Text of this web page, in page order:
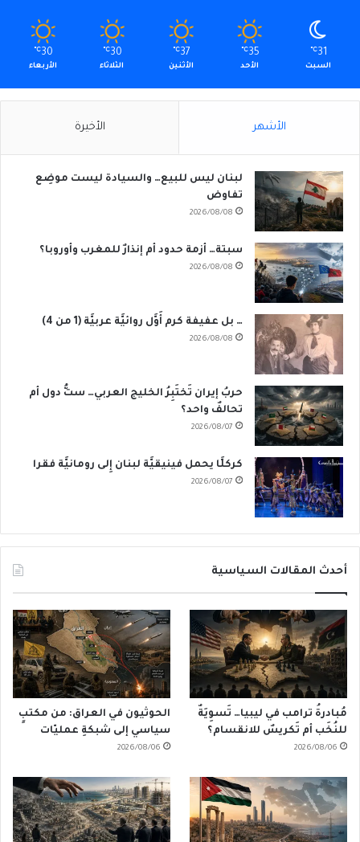
31
℃
السبت
35
℃
الأحد
37
℃
الأثنين
30
℃
الثلاثاء
30
℃
الأربعاء
الأشهر الأخيرة
لبنان ليس للبيع… والسيادة ليست موضِع
تفاوض
2026/08/08
سبتة… أزمة حدود أم إنذارٌ للمغرب وأوروبا؟
2026/08/08
… بل عفيفة كرم أَوَّل روائيَّة عربيَّة (1 من 4)
2026/08/08
حربُ إيران تَختَبِرُ الخليج العربي… ستُّ دول أم
تحالفٌ واحد؟
2026/08/07
كركلَّا يحمل فينيقيَّة لبنان إِلى رومانيَّة فقرا
2026/08/07
أحدث المقالات السياسية
مُبادرةُ ترامب في ليبيا… تَسوِيَةٌ
للنُخَب أم تَكريسٌ للانقسام؟
2026/08/06
الحوثيون في العراق: من مكتبٍ
سياسي إلى شبكةِ عمليّات
2026/08/06